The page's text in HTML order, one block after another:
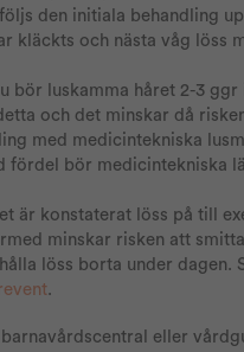
den initiala behandling
kläckts och nästa våg löss
bör luskamma håret 2-3
och det minskar då
med medicintekniska
fördel bör medicintekniska
är konstaterat löss på till
minskar risken att
löss borta under dagen.
.
eller